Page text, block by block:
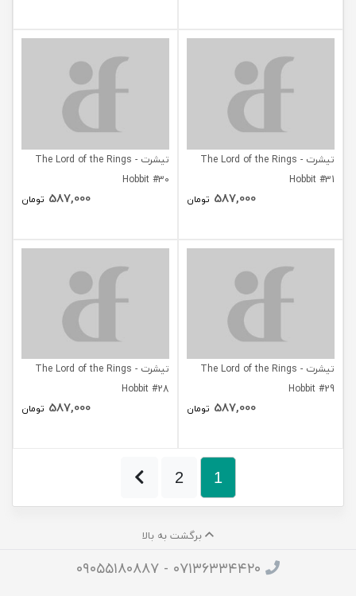
تیشرت The Lord of the Rings -
Hobbit #31
587,000 تومان
تیشرت The Lord of the Rings -
Hobbit #30
587,000 تومان
تیشرت The Lord of the Rings -
Hobbit #29
587,000 تومان
تیشرت The Lord of the Rings -
Hobbit #28
587,000 تومان
1
2
برگشت به بالا
۰۷۱۳۶۳۳۴۴۲۰ - ۰۹۰۵۵۱۸۰۸۸۷